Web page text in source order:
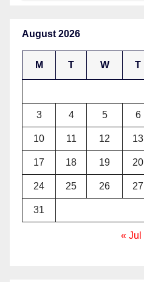
August 2026
M T W T
3 4 5 6
10 11 12 13
17 18 19 20
24 25 26 27
31
« Jul